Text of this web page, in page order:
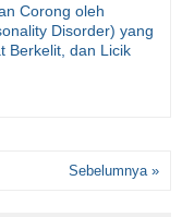
Corong oleh
Disorder) yang
Berkelit, dan Licik
Sebelumnya »